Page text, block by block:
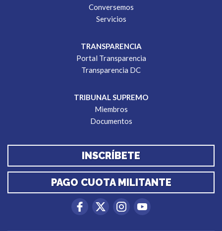
Conversemos
Servicios
TRANSPARENCIA
Portal Transparencia
Transparencia DC
TRIBUNAL SUPREMO
Miembros
Documentos
INSCRÍBETE
PAGO CUOTA MILITANTE